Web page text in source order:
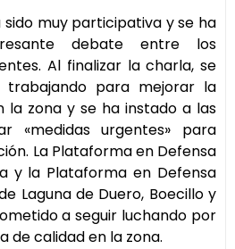
muy participativa y se ha
debate entre los
Al finalizar la charla, se
trabajando para mejorar la
la zona y se ha instado a las
«medidas urgentes» para
La Plataforma en Defensa
y la Plataforma en Defensa
Laguna de Duero, Boecillo y
a seguir luchando por
de calidad en la zona.